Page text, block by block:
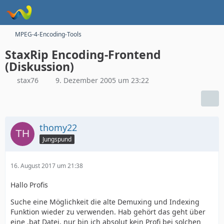
MPEG-4-Encoding-Tools
StaxRip Encoding-Frontend
(Diskussion)
stax76 9. Dezember 2005 um 23:22
thomy22
Jungspund
16. August 2017 um 21:38
Hallo Profis
Suche eine Möglichkeit die alte Demuxing und Indexing
Funktion wieder zu verwenden. Hab gehört das geht über
eine .bat Datei, nur bin ich absolut kein Profi bei solchen